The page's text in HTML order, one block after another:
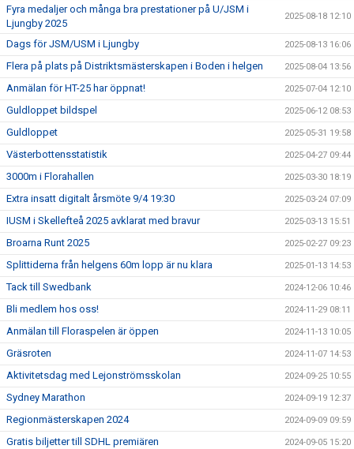
Fyra medaljer och många bra prestationer på U/JSM i
Ljungby 2025
2025-08-18 12:10
Dags för JSM/USM i Ljungby 2025-08-13 16:06
Flera på plats på Distriktsmästerskapen i Boden i helgen 2025-08-04 13:56
Anmälan för HT-25 har öppnat! 2025-07-04 12:10
Guldloppet bildspel 2025-06-12 08:53
Guldloppet 2025-05-31 19:58
Västerbottensstatistik 2025-04-27 09:44
3000m i Florahallen 2025-03-30 18:19
Extra insatt digitalt årsmöte 9/4 19:30 2025-03-24 07:09
IUSM i Skellefteå 2025 avklarat med bravur 2025-03-13 15:51
Broarna Runt 2025 2025-02-27 09:23
Splittiderna från helgens 60m lopp är nu klara 2025-01-13 14:53
Tack till Swedbank 2024-12-06 10:46
Bli medlem hos oss! 2024-11-29 08:11
Anmälan till Floraspelen är öppen 2024-11-13 10:05
Gräsroten 2024-11-07 14:53
Aktivitetsdag med Lejonströmsskolan 2024-09-25 10:55
Sydney Marathon 2024-09-19 12:37
Regionmästerskapen 2024 2024-09-09 09:59
Gratis biljetter till SDHL premiären 2024-09-05 15:20